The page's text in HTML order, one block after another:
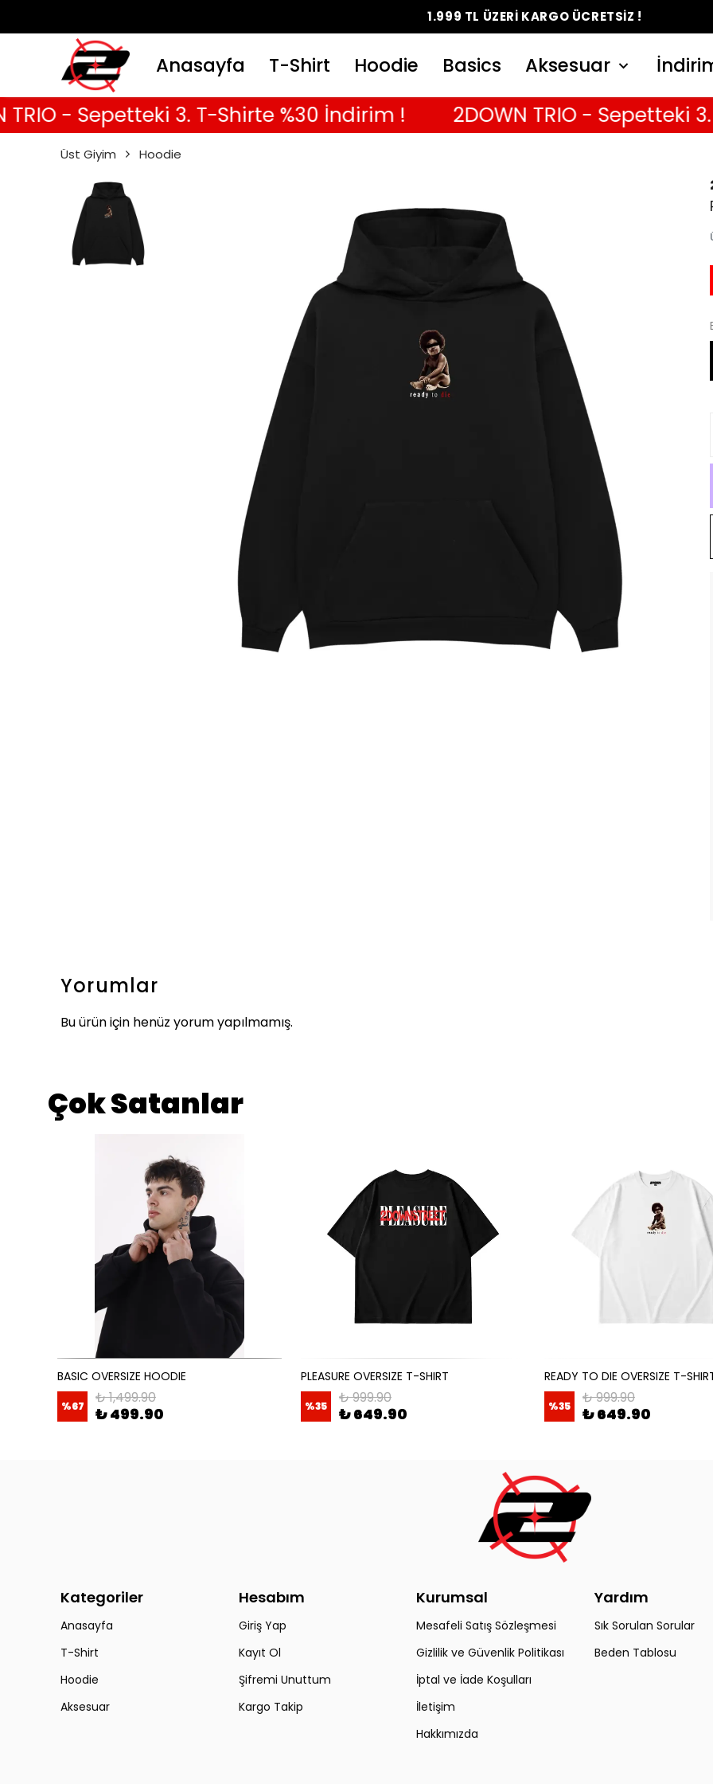
1.999 TL ÜZERİ KARGO ÜCRETSİZ !
Anasayfa T-Shirt Hoodie Basics Aksesuar
- Sepetteki 3. T-Shirte %30 İndirim ! 2DOWN TRIO - Sepetteki 3.
Üst Giyim Hoodie
Yorumlar
Bu ürün için henüz yorum yapılmamış.
Çok Satanlar
BASIC OVERSIZE HOODIE
%67 ₺ 1,499.90
₺ 499.90
PLEASURE OVERSIZE T-SHIRT
%35 ₺ 999.90
₺ 649.90
READY TO DIE OVERSIZE T-
%35 ₺ 999.90
₺ 649.90
Kategoriler
Anasayfa
T-Shirt
Hoodie
Aksesuar
Hesabım
Giriş Yap
Kayıt Ol
Şifremi Unuttum
Kargo Takip
Kurumsal
Mesafeli Satış Sözleşmesi
Gizlilik ve Güvenlik Politikası
İptal ve İade Koşulları
İletişim
Hakkımızda
Yardım
Sık Sorulan Sorular
Beden Tablosu